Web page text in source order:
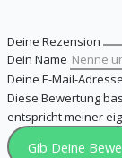
Deine Rezension
Dein Name
Deine E-Mail-Adresse
Diese Bewertung
entspricht meiner
Gib Deine